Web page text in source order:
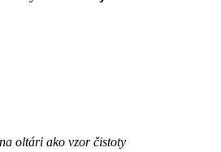
oltári ako vzor čistoty